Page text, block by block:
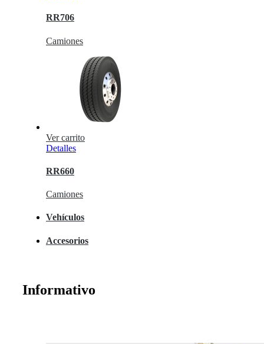
RR706
Camiones
Ver carrito
Detalles
RR660
Camiones
Vehículos
Accesorios
Informativo